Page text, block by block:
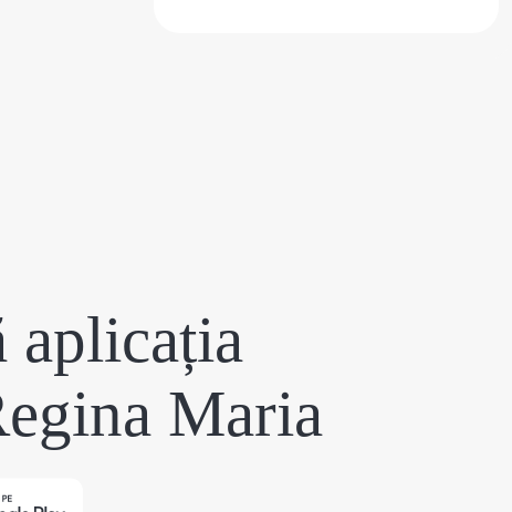
aplicația
Maria